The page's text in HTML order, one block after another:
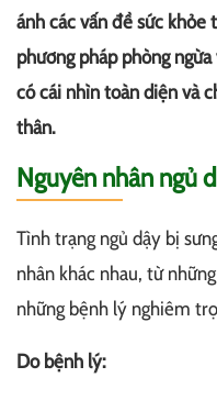
ánh các vấn đề sức khỏe
phương pháp phòng
có cái nhìn toàn diện và
thân.
Nguyên nhân ngủ
Tình trạng ngủ dậy bị
nhân khác nhau, từ
những bệnh lý nghiêm
Do bệnh lý: